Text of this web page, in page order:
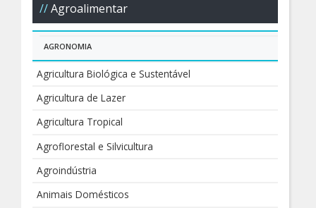
Agroalimentar
AGRONOMIA
Agricultura Biológica e Sustentável
Agricultura de Lazer
Agricultura Tropical
Agroflorestal e Silvicultura
Agroindústria
Animais Domésticos